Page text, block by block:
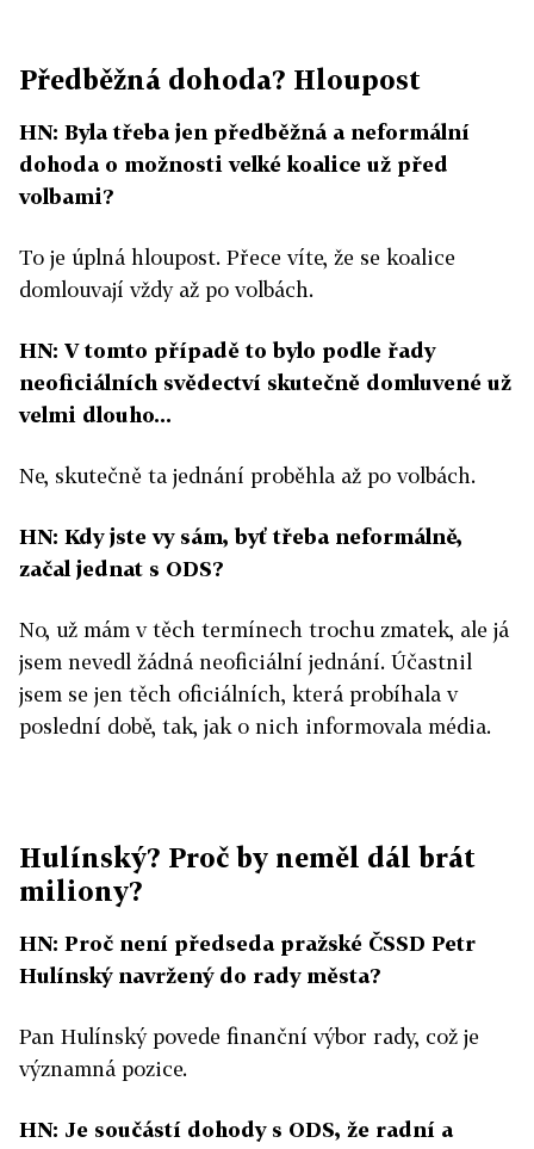
Předběžná dohoda? Hloupost
HN: Byla třeba jen předběžná a neformální
dohoda o možnosti velké koalice už před
volbami?
To je úplná hloupost. Přece víte, že se koalice
domlouvají vždy až po volbách.
HN: V tomto případě to bylo podle řady
neoficiálních svědectví skutečně domluvené už
velmi dlouho...
Ne, skutečně ta jednání proběhla až po volbách.
HN: Kdy jste vy sám, byť třeba neformálně,
začal jednat s ODS?
No, už mám v těch termínech trochu zmatek, ale já
jsem nevedl žádná neoficiální jednání. Účastnil
jsem se jen těch oficiálních, která probíhala v
poslední době, tak, jak o nich informovala média.
Hulínský? Proč by neměl dál brát
miliony?
HN: Proč není předseda pražské ČSSD Petr
Hulínský navržený do rady města?
Pan Hulínský povede finanční výbor rady, což je
významná pozice.
HN: Je součástí dohody s ODS, že radní a